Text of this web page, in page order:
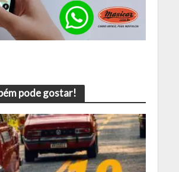
pode gostar!